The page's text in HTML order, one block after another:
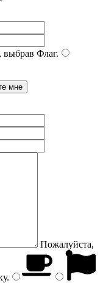
выбрав Флаг.
Пожалуйста,
.